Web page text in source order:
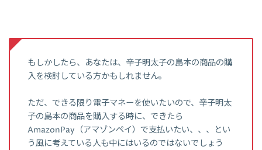
もしかしたら、あなたは、辛子明太子の島本の商品の購
入を検討している方かもしれません。
ただ、できる限り電子マネーを使いたいので、辛子明太
子の島本の商品を購入する時に、できたら
AmazonPay（アマゾンペイ）で支払いたい、、、とい
う風に考えている人も中にはいるのではないでしょう